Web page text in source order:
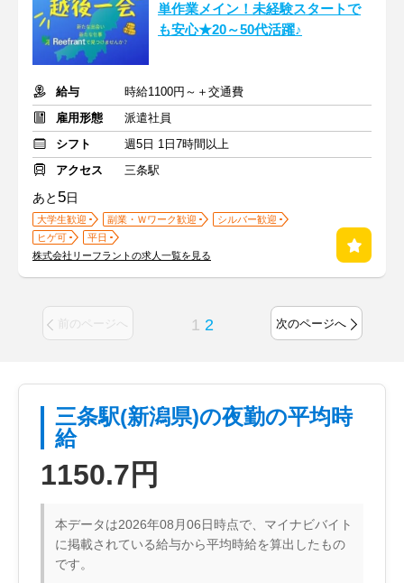
単作業メイン！未経験スタートで
も安心★20～50代活躍♪
給与
時給1100円～＋交通費
雇用形態
派遣社員
シフト
週5日 1日7時間以上
アクセス
三条駅
あと 5日
大学生歓迎 副業・Ｗワーク歓迎
シルバー歓迎
ヒゲ可
平日
株式会社リーフラントの求人一覧を見る
前のページへ 1 2 次のページへ
三条駅(新潟県)の夜勤の平均時
給
1150.7円
本データは2026年08月06日時点で、マイナビバイト
に掲載されている給与から平均時給を算出したもの
です。